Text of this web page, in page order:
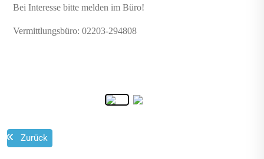
Bei Interesse bitte melden im Büro!
Vermittlungsbüro: 02203-294808
Zurück